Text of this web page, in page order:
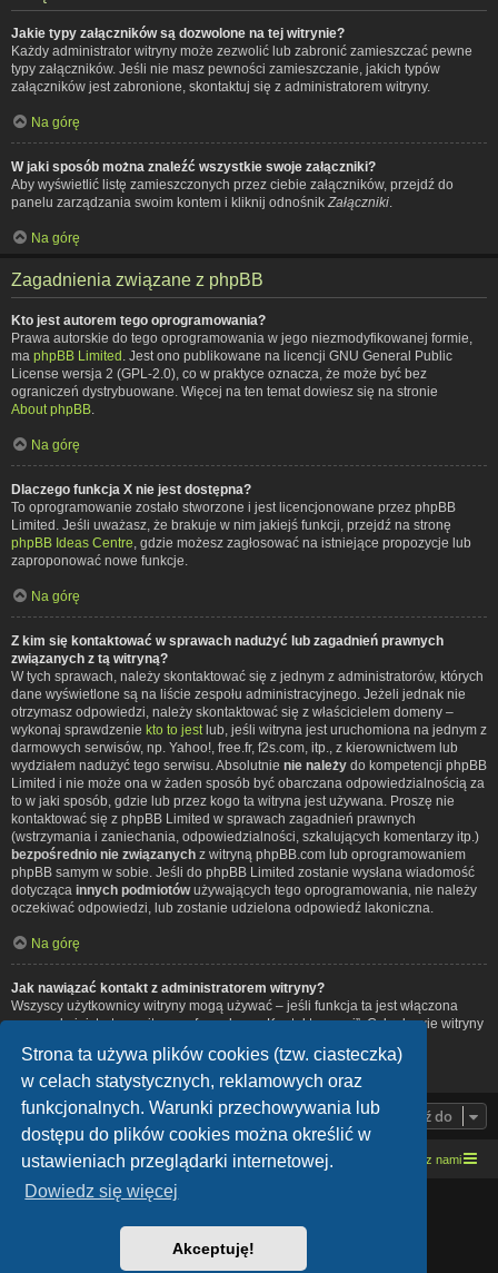
Strona ta używa plików cookies (tzw. ciasteczka)
w celach statystycznych, reklamowych oraz
funkcjonalnych. Warunki przechowywania lub
dostępu do plików cookies można określić w
ustawieniach przeglądarki internetowej.
Dowiedz się więcej
Akceptuję!
Jakie typy załączników są dozwolone na tej witrynie?
Każdy administrator witryny może zezwolić lub zabronić zamieszczać pewne
typy załączników. Jeśli nie masz pewności zamieszczanie, jakich typów
załączników jest zabronione, skontaktuj się z administratorem witryny.
Na górę
W jaki sposób można znaleźć wszystkie swoje załączniki?
Aby wyświetlić listę zamieszczonych przez ciebie załączników, przejdź do
panelu zarządzania swoim kontem i kliknij odnośnik Załączniki
Na górę
Zagadnienia związane z phpBB
Kto jest autorem tego oprogramowania?
Prawa autorskie do tego oprogramowania w jego niezmodyfikowanej formie,
ma phpBB Limited . Jest ono publikowane na licencji GNU General Public
License wersja 2 (GPL-2.0), co w praktyce oznacza, że może być bez
ograniczeń dystrybuowane. Więcej na ten temat dowiesz się na stronie
About phpBB
Na górę
Dlaczego funkcja X nie jest dostępna?
To oprogramowanie zostało stworzone i jest licencjonowane przez phpBB
Limited. Jeśli uważasz, że brakuje w nim jakiejś funkcji, przejdź na stronę
phpBB Ideas Centre , gdzie możesz zagłosować na istniejące propozycje lub
zaproponować nowe funkcje.
Na górę
Z kim się kontaktować w sprawach nadużyć lub zagadnień prawnych
związanych z tą witryną?
W tych sprawach, należy skontaktować się z jednym z administratorów, których
dane wyświetlone są na liście zespołu administracyjnego. Jeżeli jednak nie
otrzymasz odpowiedzi, należy skontaktować się z właścicielem domeny –
wykonaj sprawdzenie kto to jest lub, jeśli witryna jest uruchomiona na jednym z
darmowych serwisów, np. Yahoo!, free.fr, f2s.com, itp., z kierownictwem lub
wydziałem nadużyć tego serwisu. Absolutnie nie należy do kompetencji phpBB
Limited i nie może ona w żaden sposób być obarczana odpowiedzialnością za
to w jaki sposób, gdzie lub przez kogo ta witryna jest używana. Proszę nie
kontaktować się z phpBB Limited w sprawach zagadnień prawnych
(wstrzymania i zaniechania, odpowiedzialności, szkalujących komentarzy itp.)
bezpośrednio nie związanych z witryną phpBB.com lub oprogramowaniem
phpBB samym w sobie. Jeśli do phpBB Limited zostanie wysłana wiadomość
dotycząca innych podmiotówużywających tego oprogramowania, nie należy
oczekiwać odpowiedzi, lub zostanie udzielona odpowiedź lakoniczna.
Na górę
Jak nawiązać kontakt z administratorem witryny?
Wszyscy użytkownicy witryny mogą używać – jeśli funkcja ta jest włączona
przez administratora witryny – formularza „Kontakt z nami”. Członkowie witryny
Na górę
Przejdź do
Strona domowa Kresowe forum motocyklowe Kontakt z nami
Technologię dostarczaphpBB® Forum Software © phpBB Limited
Polski pakiet językowy dostarcza